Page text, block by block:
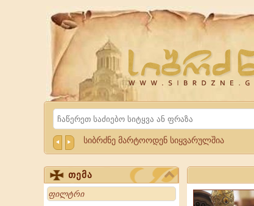
Website
Sibrdzne.ge
Search
სიბრძნე მარტოოდენ სიყვარულშია
თემა
Search